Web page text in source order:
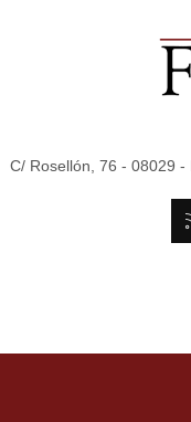
C/ Rosellón, 76 - 08029